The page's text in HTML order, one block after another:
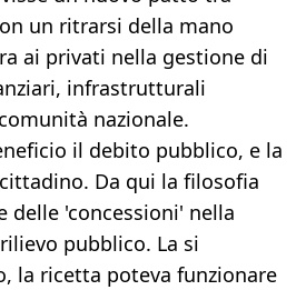
un ritrarsi della mano
ai privati nella gestione di
infrastrutturali
nazionale.
il debito pubblico, e la
Da qui la filosofia
delle 'concessioni' nella
pubblico. La si
la ricetta poteva funzionare